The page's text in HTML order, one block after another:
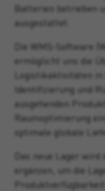
Batterien betrieben
ausgestattet.
Die WMS-Software
ermöglicht uns die
Logistikaktivitäten
Identifizierung und
ausgehenden
Raumoptimierung
optimale globale
Das neue Lager
ergänzen, um die